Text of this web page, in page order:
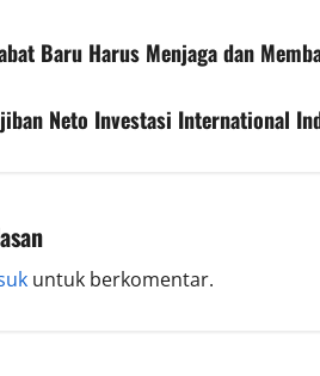
Baru Harus Menjaga dan
Neto Investasi International
untuk berkomentar.